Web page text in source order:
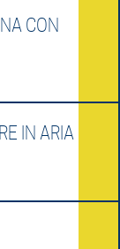
CON
IN ARIA